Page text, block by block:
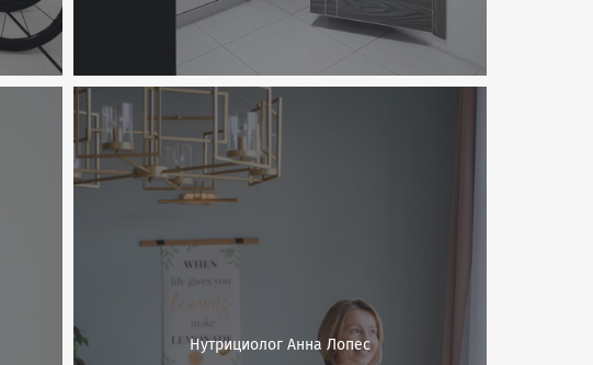
Нутрициолог Анна Лопес